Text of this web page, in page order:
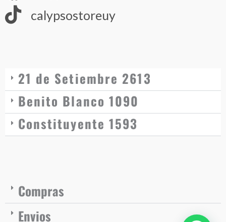
calypsostoreuy
21 de Setiembre 2613
Benito Blanco 1090
Constituyente 1593
Compras
Envios